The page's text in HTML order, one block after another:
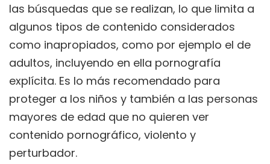
las búsquedas que se realizan, lo que limita a
algunos tipos de contenido considerados
como inapropiados, como por ejemplo el de
adultos, incluyendo en ella pornografía
explícita. Es lo más recomendado para
proteger a los niños y también a las personas
mayores de edad que no quieren ver
contenido pornográfico, violento y
perturbador.